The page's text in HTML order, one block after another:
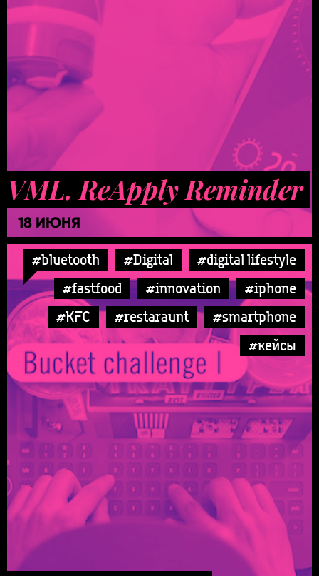
VML. ReApply Reminder
18 ИЮНЯ
#bluetooth #Digital
#digital lifestyle
#fastfood
#innovation
#iphone
#KFC
#restaraunt
#smartphone
#кейсы